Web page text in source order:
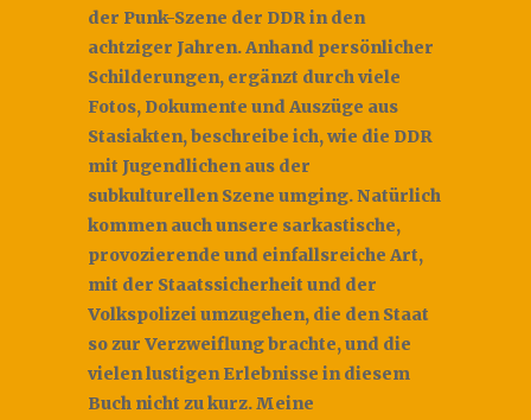
der Punk-Szene der DDR in den
achtziger Jahren. Anhand persönlicher
Schilderungen, ergänzt durch viele
Fotos, Dokumente und Auszüge aus
Stasiakten, beschreibe ich, wie die DDR
mit Jugendlichen aus der
subkulturellen Szene umging. Natürlich
kommen auch unsere sarkastische,
provozierende und einfallsreiche Art,
mit der Staatssicherheit und der
Volkspolizei umzugehen, die den Staat
so zur Verzweiflung brachte, und die
vielen lustigen Erlebnisse in diesem
Buch nicht zu kurz. Meine